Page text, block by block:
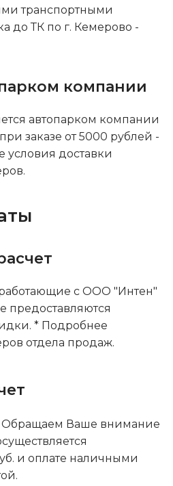
транспортными
до ТК по г. Кемерово -
компании
автопарком компании
заказе от 5000 рублей -
условия доставки
с ООО "Интен"
предоставляются
* Подробнее
отдела продаж.
Обращаем Ваше внимание
и оплате наличными